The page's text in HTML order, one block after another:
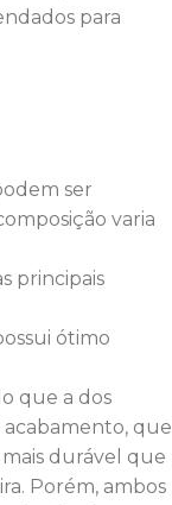
para
ser
varia
principais
ótimo
que a dos
acabamento, que
durável que
Porém, ambos